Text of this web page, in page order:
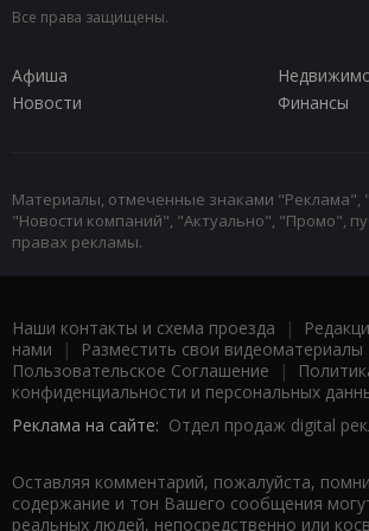
Все права защищены.
Афиша
Новости
Финансы
Материалы, отмеченные знаками "Реклама",
"Новости компаний", "Актуально", "Промо",
правах рекламы.
Наши контакты и схема проезда |
нами | Разместить свои видеоматериалы
Пользовательское Соглашение |
конфиденциальности и персональных
Реклама на сайте: Отдел продаж digital
Оставляя комментарий, пожалуйста,
содержание и тон Вашего сообщения
реальных людей, непосредственно или